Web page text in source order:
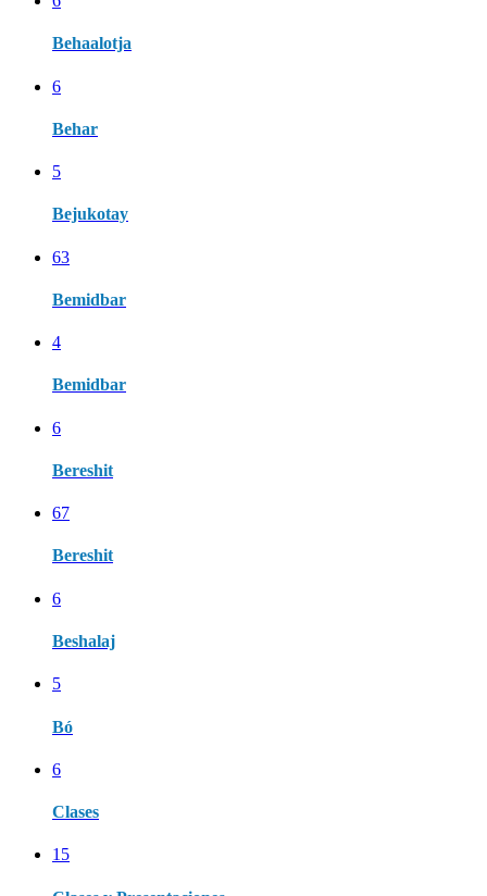
Behaalotja
6
Behar
5
Bejukotay
63
Bemidbar
4
Bemidbar
6
Bereshit
67
Bereshit
6
Beshalaj
5
Bó
6
Clases
15